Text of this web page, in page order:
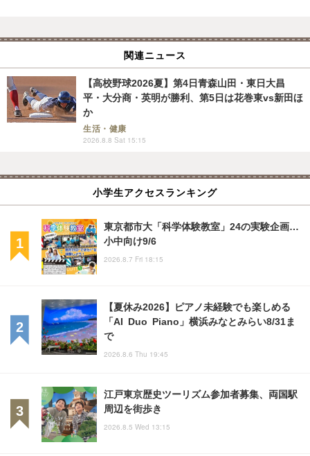
関連ニュース
【高校野球2026夏】第4日青森山田・東日大昌
平・大分商・英明が勝利、第5日は花巻東vs新田ほ
か
生活・健康
2026.8.8 Sat 15:15
小学生アクセスランキング
東京都市大「科学体験教室」24の実験企画…
小中向け9/6
2026.8.7 Fri 18:15
【夏休み2026】ピアノ未経験でも楽しめる
「AI Duo Piano」横浜みなとみらい8/31ま
で
2026.8.6 Thu 19:45
江戸東京歴史ツーリズム参加者募集、両国駅
周辺を街歩き
2026.8.5 Wed 13:15